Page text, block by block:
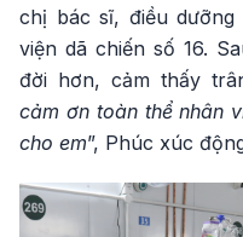
chị bác sĩ, điều
viện dã chiến số 16.
đời hơn, cảm thấy
cảm ơn toàn thể nhân
cho em”, Phúc xúc